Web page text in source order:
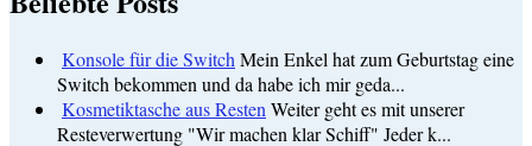
Konsole für die Switch Mein Enkel hat zum Geburtstag eine
Switch bekommen und da habe ich mir geda...
Kosmetiktasche aus Resten Weiter geht es mit unserer
Resteverwertung "Wir machen klar Schiff" Jeder k...